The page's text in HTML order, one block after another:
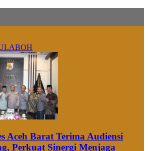
Aceh Barat Terima Audiensi
Perkuat Sinergi Menjaga